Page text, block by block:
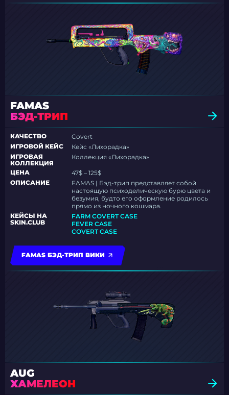
FAMAS
БЭД-ТРИП
КАЧЕСТВО
Covert
ИГРОВОЙ КЕЙС
Кейс «Лихорадка»
ИГРОВАЯ
КОЛЛЕКЦИЯ
Коллекция «Лихорадка»
ЦЕНА
47$ – 125$
ОПИСАНИЕ
FAMAS | Бэд-трип представляет собой
настоящую психоделическую бурю цвета и
безумия, будто его оформление родилось
прямо из ночного кошмара.
КЕЙСЫ НА
SKIN.CLUB
FARM COVERT CASE
FEVER CASE
COVERT CASE
FAMAS БЭД-ТРИП ВИКИ
AUG
ХАМЕЛЕОН